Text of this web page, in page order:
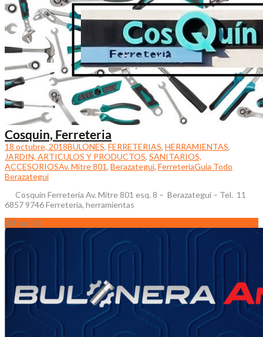
Cosquin, Ferreteria
18 octubre, 2018BULONES, FERRETERIAS, HERRAMIENTAS,
JARDIN, ARTICULOS Y PRODUCTOS, SANITARIOS,
ACCESORIOSAv. Mitre 801, Berazategui, FerreteriaGuia Todo
Berazategui
Cosquin Ferreteria Av. Mitre 801 esq. 8 – Berazategui – Tel. 11
6857 9746 Ferreteria, herramientas
20Ene/16